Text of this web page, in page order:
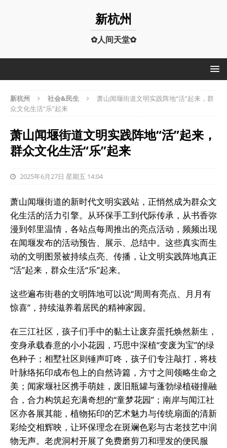
新杭州
✿人间天堂✿
新杭州 社会&民生
萧山闻堰街道文明实践阵地“活”起来，群
众文化生活“乐”起来
萧山闻堰街道文明实践阵地“活”起来，
群众文化生活“乐”起来
2025年6月27日 星期五 14:04
萧山闻堰街道的新时代文明实践站，正悄然成为群众文
化生活的活力引擎。从环保手工到代际传承，从书香弥
漫到邻里温情，各站点每周推出的亮点活动，频频出现
在闻堰发布的活动预告、展示、总结中。这些真实而生
动的文明图景被持续点亮、传播，让文明实践阵地真正
“活”起来，群众生活“乐”起来。
这些遍布街巷的文明阵地可以说“周周有亮点、月月有
惊喜”，持续滋养着居民的精神家园。
在三江社区，孩子们手中的黏土让废弃蛋托焕然新生，
变身承载春意的小小花园，巧思中深植“变废为宝”的绿
色种子；相墅社区则锤声叮咚，孩子们专注敲打，将枝
叶脉络拓印成布包上的自然诗篇，方寸之间领略生命之
美；闻家堰社区携手萌娃，废旧瓶罐与蓬勃绿植碰撞融
合，合力构筑起充满奇想的“童梦花园”；南岸与闻江社
区亦各展其能，植物拓印的艺术魅力与传统扇面的清新
彩绘交相辉映，让环保理念在斑斓色彩与古老技艺中润
物无声。老虎洞村开展了免费磨剪刀和理发的便民服